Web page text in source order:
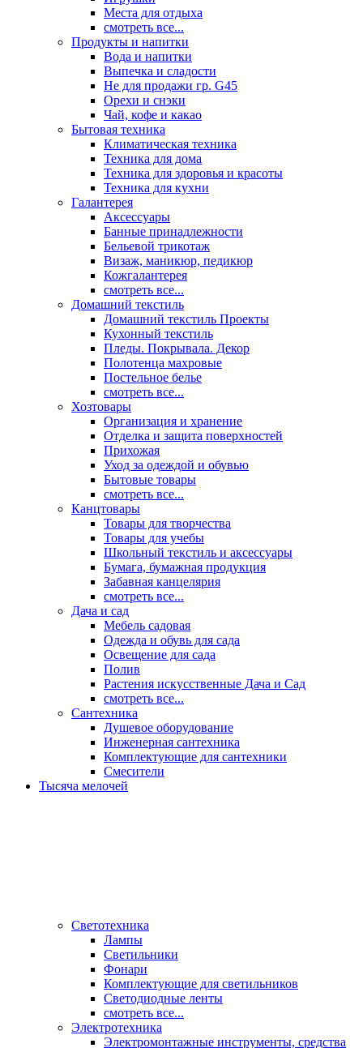
Места для отдыха
смотреть все...
Продукты и напитки
Вода и напитки
Выпечка и сладости
Не для продажи гр. G45
Орехи и снэки
Чай, кофе и какао
Бытовая техника
Климатическая техника
Техника для дома
Техника для здоровья и красоты
Техника для кухни
Галантерея
Аксессуары
Банные принадлежности
Бельевой трикотаж
Визаж, маникюр, педикюр
Кожгалантерея
смотреть все...
Домашний текстиль
Домашний текстиль Проекты
Кухонный текстиль
Пледы. Покрывала. Декор
Полотенца махровые
Постельное белье
смотреть все...
Хозтовары
Организация и хранение
Отделка и защита поверхностей
Прихожая
Уход за одеждой и обувью
Бытовые товары
смотреть все...
Канцтовары
Товары для творчества
Товары для учебы
Школьный текстиль и аксессуары
Бумага, бумажная продукция
Забавная канцелярия
смотреть все...
Дача и сад
Мебель садовая
Одежда и обувь для сада
Освещение для сада
Полив
Растения искусственные Дача и Сад
смотреть все...
Сантехника
Душевое оборудование
Инженерная сантехника
Комплектующие для сантехники
Смесители
Тысяча мелочей
Светотехника
Лампы
Светильники
Фонари
Комплектующие для светильников
Светодиодные ленты
смотреть все...
Электротехника
Электромонтажные инструменты, средства